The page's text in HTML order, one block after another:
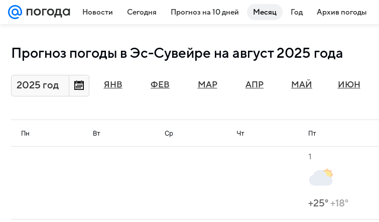
Новости Сегодня Прогноз на 10 дней Месяц Год Архив погоды
Прогноз погоды в Эс-Сувейре на август 2025 года
2025 год ЯНВ ФЕВ МАР АПР МАЙ ИЮН
Пн Вт Ср Чт Пт
1
+25°+18°